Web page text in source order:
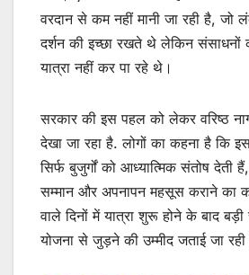
वरदान से कम नहीं मानी जा रही है, जो
दर्शन की इच्छा रखते थे लेकिन
यात्रा नहीं कर पा रहे थे।
सरकार की इस पहल को लेकर वरिष्ठ
देखा जा रहा है. लोगों का कहना है कि
सिर्फ बुजुर्गों को आध्यात्मिक संतोष देती
सम्मान और अपनापन महसूस कराने का
वाले दिनों में यात्रा शुरू होने के बाद
योजना से जुड़ने की उम्मीद जताई जा रही